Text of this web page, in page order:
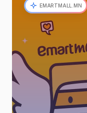
EMARTMALL.MN